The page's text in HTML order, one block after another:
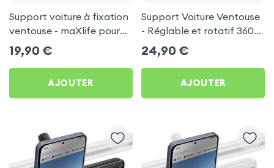
Support voiture à fixation
ventouse - maXlife pour
Huawei Pura 70 Pro
19,90 €
AJOUTER
Support Voiture Ventouse
- Réglable et rotatif 360°
pour Huawei Pura 70 Pro
24,90 €
AJOUTER